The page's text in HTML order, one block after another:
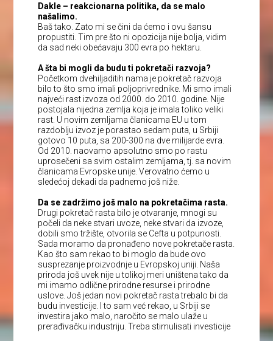
Dakle – reakcionarna politika, da se malo
našalimo.
Baš tako. Zato mi se čini da ćemo i ovu šansu
propustiti. Tim pre što ni opozicija nije bolja, vidim
da sad neki obećavaju 300 evra po hektaru.
A šta bi mogli da budu ti pokretači razvoja?
Početkom dvehiljaditih nama je pokretač razvoja
bilo to što smo imali poljoprivrednike. Mi smo imali
najveći rast izvoza od 2000. do 2010. godine. Nije
postojala nijedna zemlja koja je imala toliko veliki
rast. U novim zemljama članicama EU u tom
razdoblju izvoz je porastao sedam puta, u Srbiji
gotovo 10 puta, sa 200-300 na dve milijarde evra.
Od 2010. naovamo apsolutno smo po rastu
uprosečeni sa svim ostalim zemljama, tj. sa novim
članicama Evropske unije. Verovatno ćemo u
sledećoj dekadi da padnemo još niže.
Da se zadržimo još malo na pokretačima rasta.
Drugi pokretač rasta bilo je otvaranje, mnogi su
počeli da neke stvari uvoze, neke stvari da izvoze,
dobili smo tržište, otvorila se Cefta u potpunosti.
Sada moramo da pronađeno nove pokretače rasta.
Kao što sam rekao to bi moglo da bude ovo
susprezanje proizvodnje u Evropskoj uniji. Naša
priroda još uvek nije u tolikoj meri uništena tako da
mi imamo odlične prirodne resurse i prirodne
uslove. Još jedan novi pokretač rasta trebalo bi da
budu investicije. I to sam već rekao, u Srbiji se
investira jako malo, naročito se malo ulaže u
prerađivačku industriju. Treba stimulisati investicije